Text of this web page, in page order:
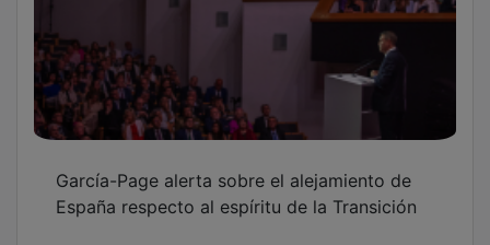
García-Page alerta sobre el alejamiento de
España respecto al espíritu de la Transición